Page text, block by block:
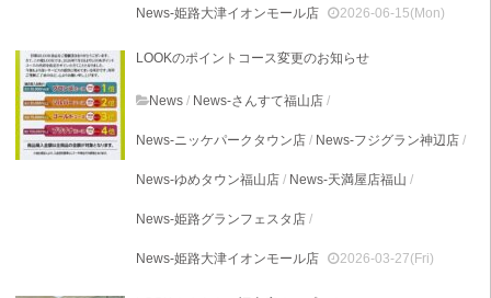
News-姫路大津イオンモール店 2026-06-15(Mon)
LOOKのポイントコース変更のお知らせ
News / News-さんすて福山店 /
News-ニッケパークタウン店 / News-フジグラン神辺店 /
News-ゆめタウン福山店 / News-天満屋店福山 /
News-姫路グランフェスタ店 /
News-姫路大津イオンモール店 2026-03-27(Fri)